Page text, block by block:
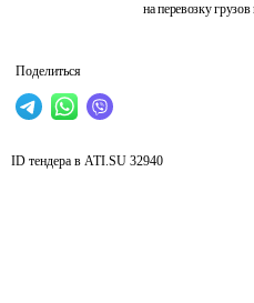
на перевозку
Поделиться
ID тендера в ATI.SU 32940